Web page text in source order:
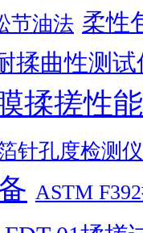
节油法 柔性
揉曲性测试
揉搓性
针孔度检测
ASTM